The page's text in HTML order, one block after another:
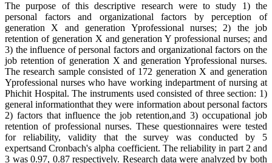
The purpose of this descriptive research were to study 1) the
personal factors and organizational factors by perception of
generation X and generation Yprofessional nurses; 2) the job
retention of generation X and generation Y professional nurses; and
3) the influence of personal factors and organizational factors on the
job retention of generation X and generation Yprofessional nurses.
The research sample consisted of 172 generation X and generation
Yprofessional nurses who have working indepartment of nursing at
Phichit Hospital. The instruments used consisted of three section: 1)
general informationthat they were information about personal factors
2) factors that influence the job retention,and 3) occupational job
retention of professional nurses. These questionnaires were tested
for reliability, validity that the survey was conducted by 5
expertsand Cronbach's alpha coefficient. The reliability in part 2 and
3 was 0.97, 0.87 respectively. Research data were analyzed by both